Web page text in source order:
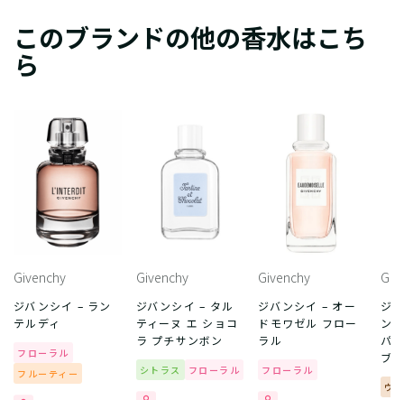
このブランドの他の香水はこち
ら
Givenchy
ジバンシイ – ラン
テルディ
フローラル
フルーティー
Givenchy
ジバンシイ – タル
ティーヌ エ ショコ
ラ プチサンボン
シトラス フローラル
Givenchy
ジバンシイ – オー
ドモワゼル フロー
ラル
フローラル
ジ
ン
パ
ブ
ウ